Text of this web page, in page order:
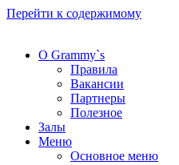
Перейти к содержимому
О Grammy`s
Правила
Вакансии
Партнеры
Полезное
Залы
Меню
Основное меню